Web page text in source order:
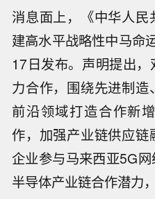
消息面上，《中华人
建高水平战略性中马命
17日发布。声明提出
力合作，围绕先进制
前沿领域打造合作新
作，加强产业链供应
企业参与马来西亚5G
半导体产业链合作潜力